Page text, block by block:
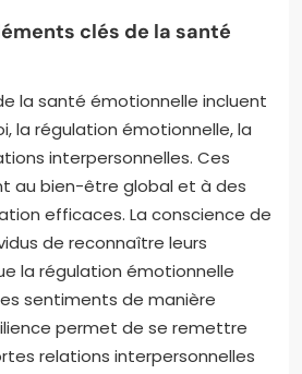
clés de la santé
la santé émotionnelle incluent
la régulation émotionnelle, la
interpersonnelles. Ces
au bien-être global et à des
efficaces. La conscience de
de reconnaître leurs
la régulation émotionnelle
sentiments de manière
permet de se remettre
relations interpersonnelles